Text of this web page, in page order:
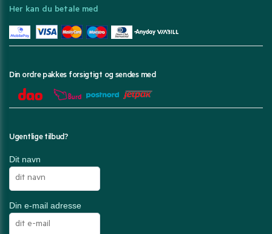
Her kan du betale med
Din ordre pakkes forsigtigt og sendes med
Ugentlige tilbud?
Dit navn
Din e-mail adresse